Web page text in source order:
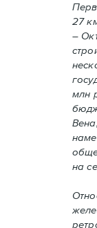
27
–
млн
на